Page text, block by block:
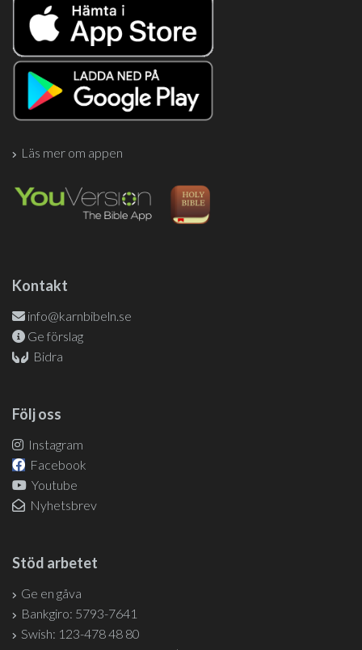
Läs mer om appen
Kontakt
info@karnbibeln.se
Ge förslag
Bidra
Följ oss
Instagram
Facebook
Youtube
Nyhetsbrev
Stöd arbetet
Ge en gåva
Bankgiro: 5793-7641
Swish: 123-478 48 80